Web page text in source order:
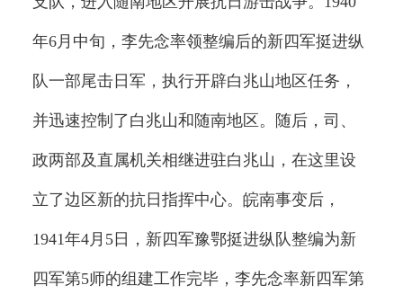
年6月中旬，李先念率领整编后的新四军挺进纵
队一部尾击日军，执行开辟白兆山地区任务，
并迅速控制了白兆山和随南地区。随后，司、
政两部及直属机关相继进驻白兆山，在这里设
立了边区新的抗日指挥中心。皖南事变后，
1941年4月5日，新四军豫鄂挺进纵队整编为新
四军第5师的组建工作完毕，李先念率新四军第